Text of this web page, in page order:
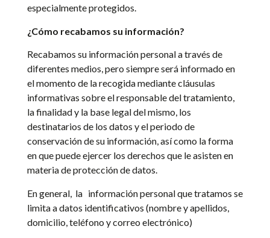
especialmente protegidos.
¿Cómo recabamos su información?
Recabamos su información personal a través de
diferentes medios, pero siempre será informado en
el momento de la recogida mediante cláusulas
informativas sobre el responsable del tratamiento,
la finalidad y la base legal del mismo, los
destinatarios de los datos y el periodo de
conservación de su información, así como la forma
en que puede ejercer los derechos que le asisten en
materia de protección de datos.
En general, la información personal que tratamos se
limita a datos identificativos (nombre y apellidos,
domicilio, teléfono y correo electrónico)